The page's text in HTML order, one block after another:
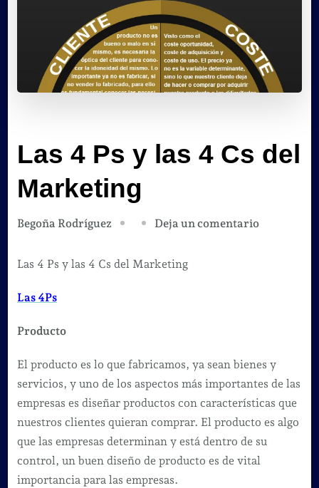
Las 4 Ps y las 4 Cs del
Marketing
Begoña Rodríguez Deja un comentarioen
Las 4 Ps y las 4 Cs del Marketing
Las 4Ps
Producto
El producto es lo que fabricamos, ya sean bienes y
servicios, y uno de los aspectos más importantes de las
empresas es diseñar productos con características que
nuestros clientes quieran comprar. El producto es algo
que las empresas determinan y está dentro de su
control, un buen diseño de producto es de vital
importancia para las empresas.